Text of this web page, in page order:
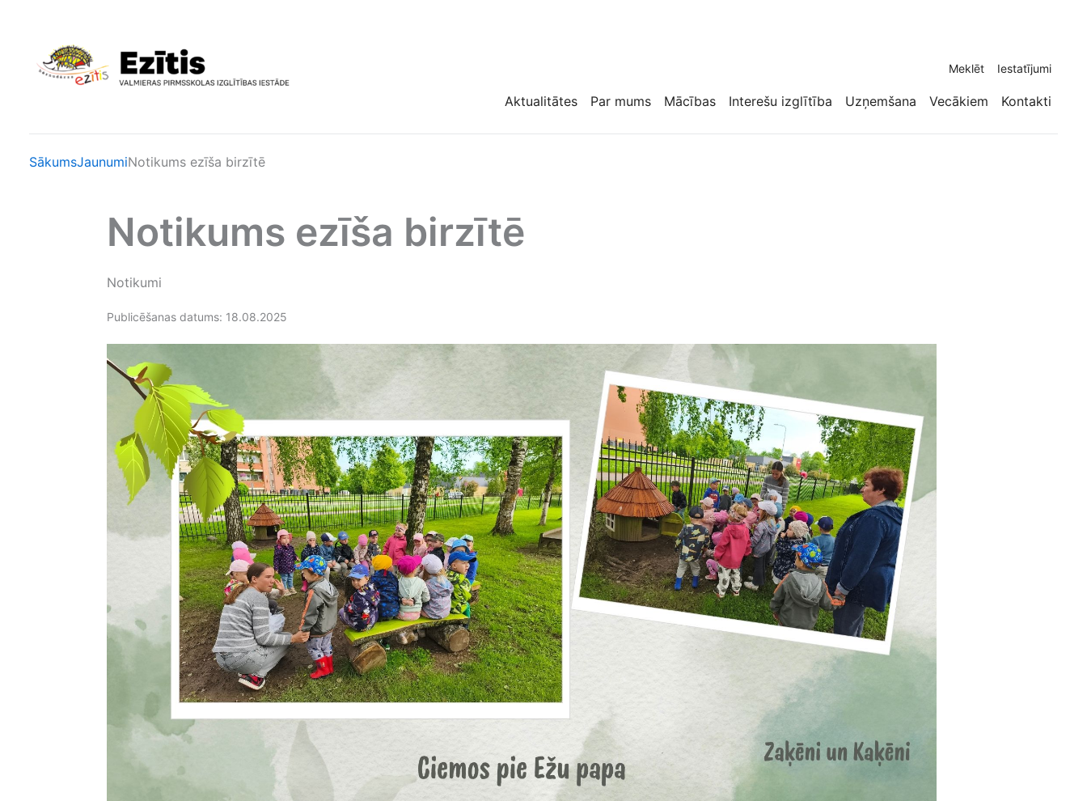
Meklēt Iestatījumi
Aktualitātes Par mums Mācības Interešu izglītība Uzņemšana Vecākiem Kontakti
SākumsJaunumiNotikums ezīša birzītē
Notikums ezīša birzītē
Notikumi
Publicēšanas datums: 18.08.2025